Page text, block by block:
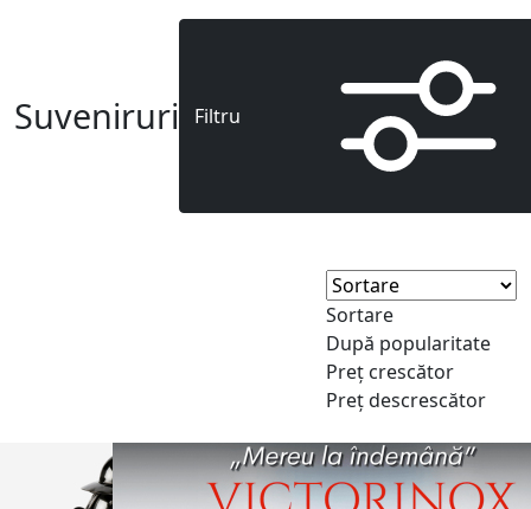
Suveniruri Filtru
Sortare
După popularitate
Preț crescător
Preț descrescător